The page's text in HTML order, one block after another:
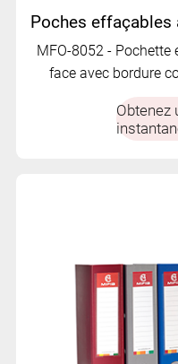
MFO-8052 - Pochette
face avec bordure
Obtenez